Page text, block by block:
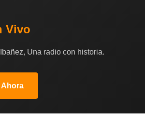
Vivo
Una radio con historia.
Ahora